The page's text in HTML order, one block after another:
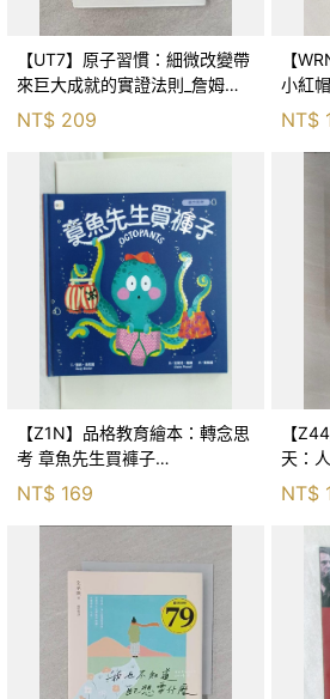
【UT7】原子習慣：細微改變帶
來巨大成就的實證法則_詹姆斯‧
克利爾, 蔡世偉
NT$ 209
【
小紅
NT$
【Z1N】品格教育繪本：轉念思
考 章魚先生買褲子
(Octopants)_蘇西‧西尼爾, 黃筱
NT$ 169
【
天：
NT$